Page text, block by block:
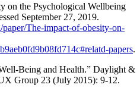
on the Psychological Wellbeing
September 27, 2019.
The-impact-of-obesity-on-
papers.
Being and Health.” Daylight &
Group 23 (July 2015): 9-12.